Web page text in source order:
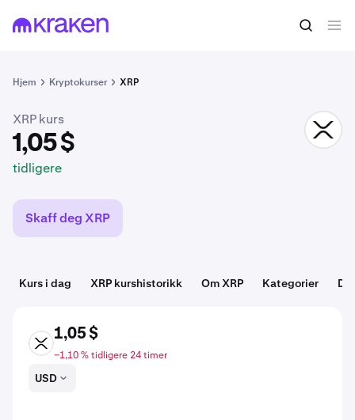
Hjem Kryptokurser XRP
1,05 $ Kjøp XRP
XRP kurs
1,05 $
tidligere
XRP
Skaff deg XRP
Kurs i dag XRP kurshistorikk Om XRP Kategorier
XRP
1,05 $
−1,10 % tidligere 24 timer
USD